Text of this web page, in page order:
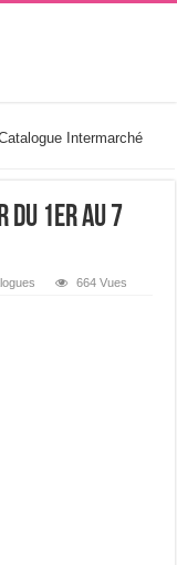
Intermarché
1er Au 7
664 Vues